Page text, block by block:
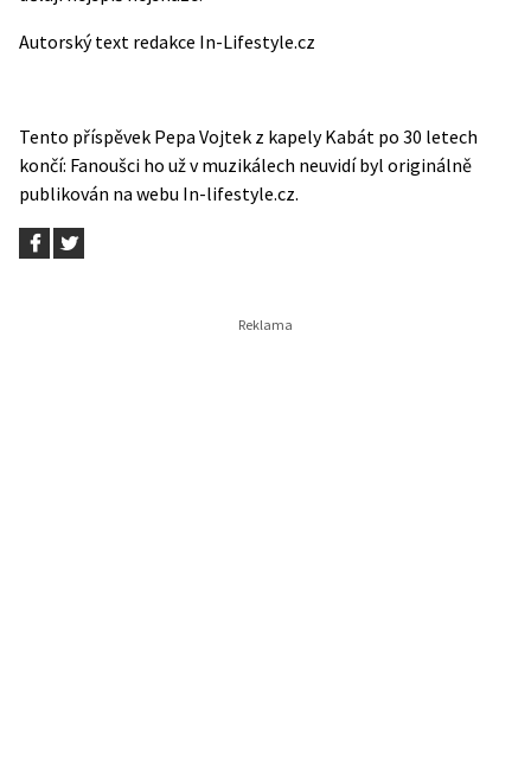
Autorský text redakce In-Lifestyle.cz
Tento příspěvek Pepa Vojtek z kapely Kabát po 30 letech
končí: Fanoušci ho už v muzikálech neuvidíbyl originálně
publikován na webu In-lifestyle.cz.